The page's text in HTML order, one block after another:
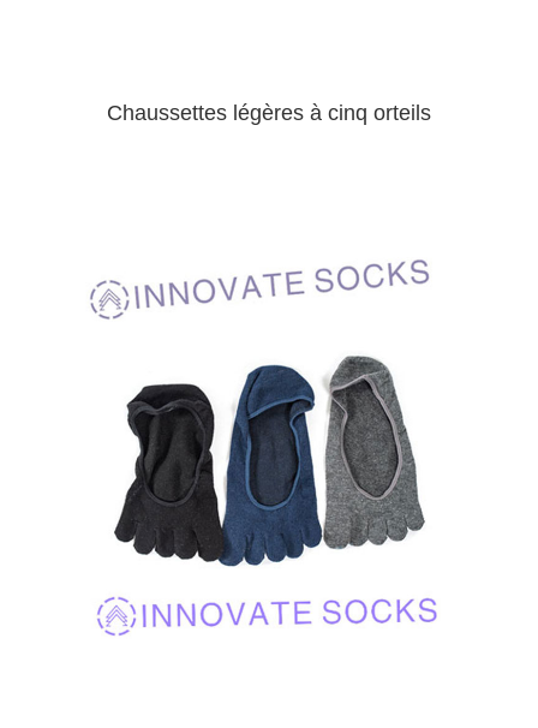
Chaussettes légères à cinq orteils